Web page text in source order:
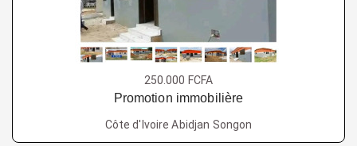
250.000 FCFA
Promotion immobilière
Côte d'Ivoire Abidjan Songon